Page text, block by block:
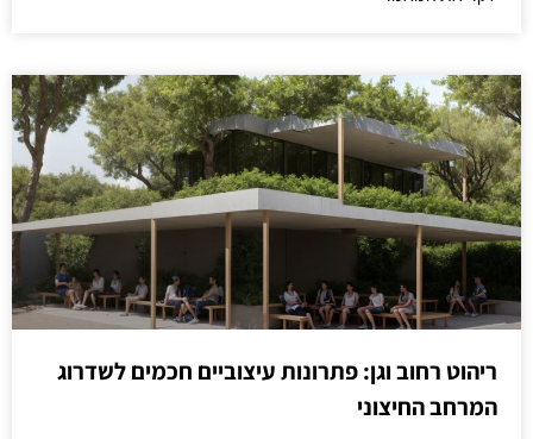
ריהוט רחוב וגן: פתרונות עיצוביים חכמים לשדרוג
המרחב החיצוני